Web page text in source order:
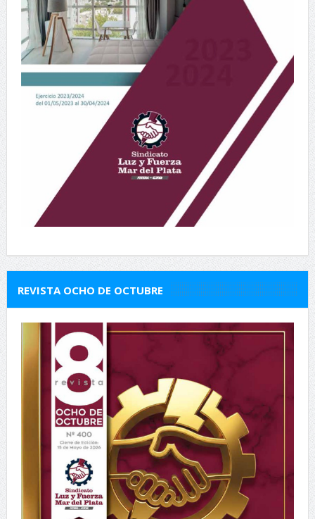
REVISTA OCHO DE OCTUBRE